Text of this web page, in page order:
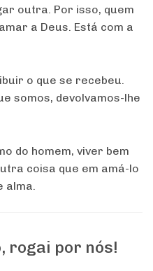
outra. Por isso, quem
a Deus. Está com a
o que se recebeu.
somos, devolvamos-lhe
do homem, viver bem
coisa que em amá-lo
alma.
rogai por nós!